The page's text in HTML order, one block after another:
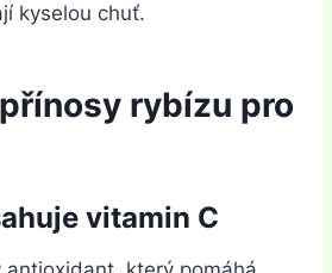
kyselou chuť.
rybízu pro
vitamin C